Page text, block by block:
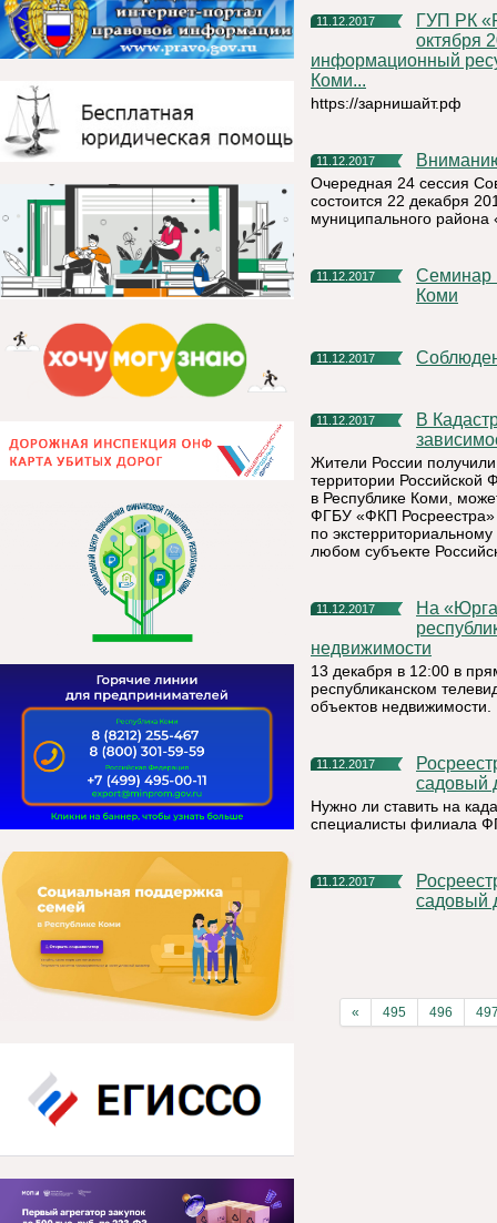
11.12.2017
ГУП РК «РП «Бизнес - Инкубатор» информирует, что с
октября
информационный
Коми...
https://зарнишайт.рф
11.12.2017
Очередная 24 сессия
состоится 22 декабря
муниципального района
11.12.2017
Семинар в с. Серегово Княжпогосткий район Республика
Коми
11.12.2017
11.12.2017
В Кадастровой палате можно подать заявление на учет вне
Жители России
территории Российской
в Республике Коми,
ФГБУ «ФКП Росреестра»
по
любом субъекте
11.12.2017
На «Юргане» расскажут и ответят на вопросы жителей
недвижимости
13 декабря в 12:00 в
республиканском
объектов недвижимости.
11.12.2017
Росреестр разъясняет: как поставить на кадастровый учет
садовый
Нужно ли ставить на
специалисты филиала
11.12.2017
Росреестр разъясняет: как поставить на кадастровый учет
садовый
« 495 496